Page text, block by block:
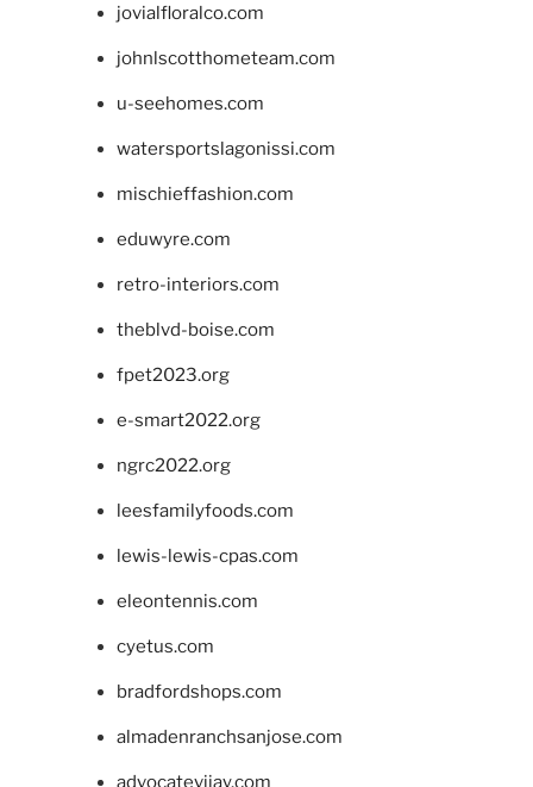
jovialfloralco.com
johnlscotthometeam.com
u-seehomes.com
watersportslagonissi.com
mischieffashion.com
eduwyre.com
retro-interiors.com
theblvd-boise.com
fpet2023.org
e-smart2022.org
ngrc2022.org
leesfamilyfoods.com
lewis-lewis-cpas.com
eleontennis.com
cyetus.com
bradfordshops.com
almadenranchsanjose.com
advocatevijay.com